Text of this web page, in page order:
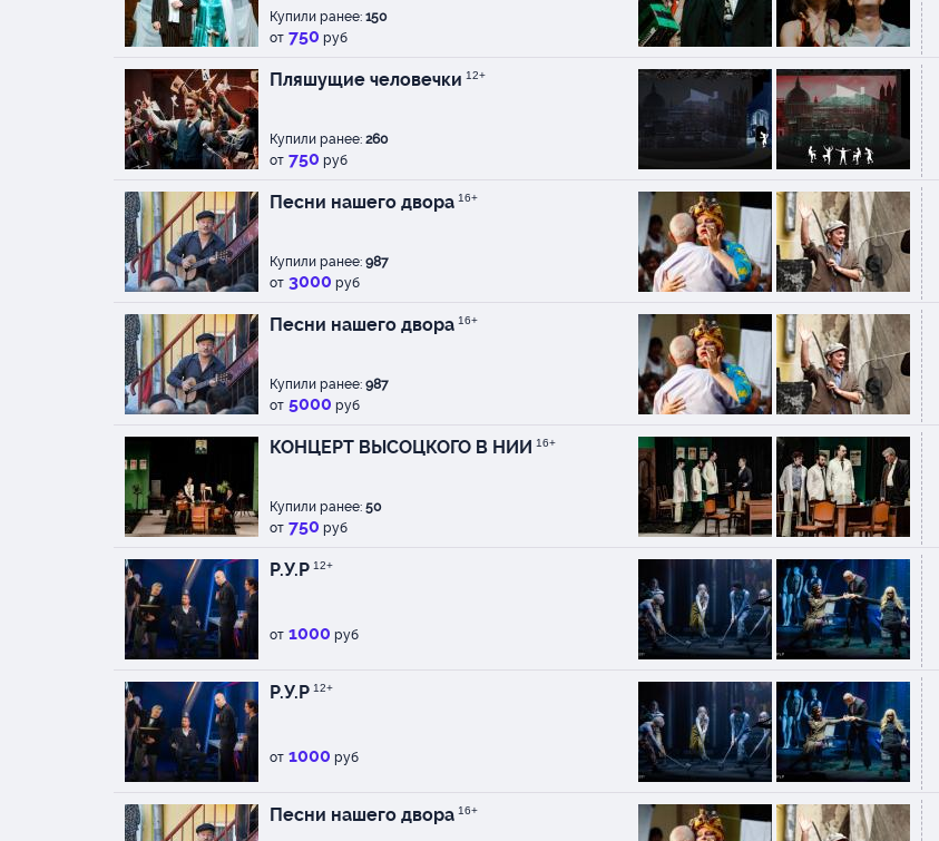
Купили ранее: 150
от 750 руб
Пляшущие человечки 12+
Купили ранее: 260
от 750 руб
Песни нашего двора 16+
Купили ранее: 987
от 3000 руб
Песни нашего двора 16+
Купили ранее: 987
от 5000 руб
КОНЦЕРТ ВЫСОЦКОГО В НИИ 16+
Купили ранее: 50
от 750 руб
Р.У.Р 12+
от 1000 руб
Р.У.Р 12+
от 1000 руб
Песни нашего двора 16+